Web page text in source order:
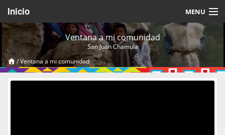
Inicio MENU
Acerca de
Videos Temáticos
Cerrar Sesión
Ventana a mi comunidad
San Juan Chamula
/Ventana a mi comunidad